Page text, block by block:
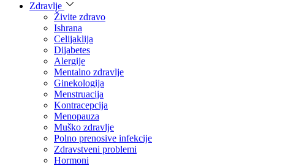
Zdravlje
Živite zdravo
Ishrana
Celijaklija
Dijabetes
Alergije
Mentalno zdravlje
Ginekologija
Menstruacija
Kontracepcija
Menopauza
Muško zdravlje
Polno prenosive infekcije
Zdravstveni problemi
Hormoni